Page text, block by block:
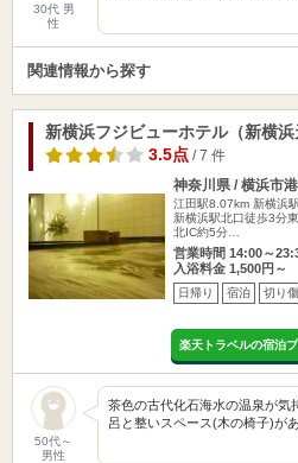
30代 男
性
関連情報から探す
新横浜フジビューホテル（新横浜
3.5点/ 7 件
神奈川県 / 横浜市
江田駅8.07km 新横浜
新横浜駅北口徒歩3分
北IC約5分…
営業時間 14:00～
入浴料金 1,500円～
日帰り 宿泊 切り傷
楽天トラベルの宿泊
50代～
男性
茶色の古代化石海水の温泉が気
呂と整いスペース(木の椅子)が